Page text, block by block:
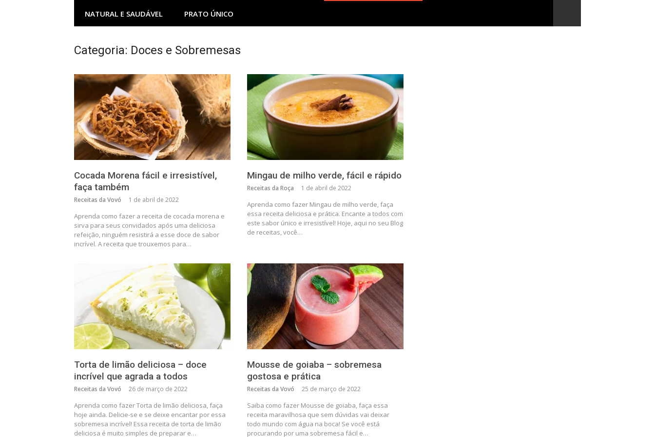
NATURAL E SAUDÁVEL PRATO ÚNICO
Categoria: Doces e Sobremesas
Cocada Morena fácil e irresistível,
faça também
Receitas da Vovó 1 de abril de 2022
Aprenda como fazer a receita de cocada morena e
sirva para seus convidados após uma deliciosa
refeição, ninguém resistirá a esse doce de sabor
incrível. A receita que trouxemos para…
Mingau de milho verde, fácil e rápido
Receitas da Roça 1 de abril de 2022
Aprenda como fazer Mingau de milho verde, faça
essa receita deliciosa e prática. Encante a todos com
este sabor único e irresistível! Hoje, aqui no seu Blog
de receitas, você…
Torta de limão deliciosa – doce
incrível que agrada a todos
Receitas da Vovó 26 de março de 2022
Aprenda como fazer Torta de limão deliciosa, faça
hoje ainda. Delicie-se e se deixe encantar por essa
sobremesa incrível! Essa receita de torta de limão
deliciosa é muito simples de preparar e…
Mousse de goiaba – sobremesa
gostosa e prática
Receitas da Vovó 25 de março de 2022
Saiba como fazer Mousse de goiaba, faça essa
receita maravilhosa que sem dúvidas vai deixar
todo mundo com água na boca! Se você está
procurando por uma sobremesa fácil e…